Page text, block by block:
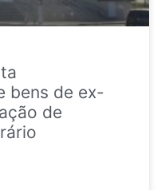
bens de ex-
de